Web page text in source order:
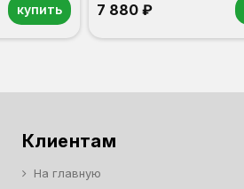
купить 7 880 ₽
Клиентам
На главную